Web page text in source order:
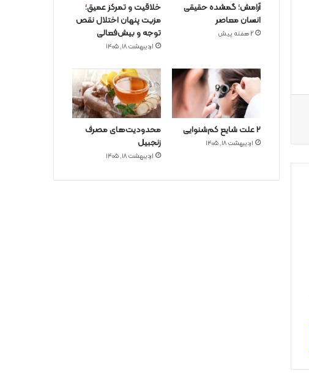
آرامش؛ گمشده حقیقی
انسان معاصر
2 هفته پیش
خلاقیت و تمرکز عمیق؛
مزیت پنهان اختلال نقص
توجه و بیش‌فعالی
اردیبهشت ۱۸, ۱۴۰۵
۲ علت شایع‌ کم‌شنوایی
اردیبهشت ۱۸, ۱۴۰۵
محدودیت‌های مصرف
زنجبیل
اردیبهشت ۱۸, ۱۴۰۵